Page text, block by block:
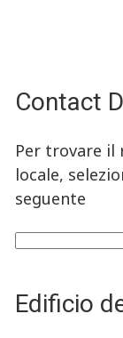
Contact
Per trovare il
locale,
seguente
Edificio